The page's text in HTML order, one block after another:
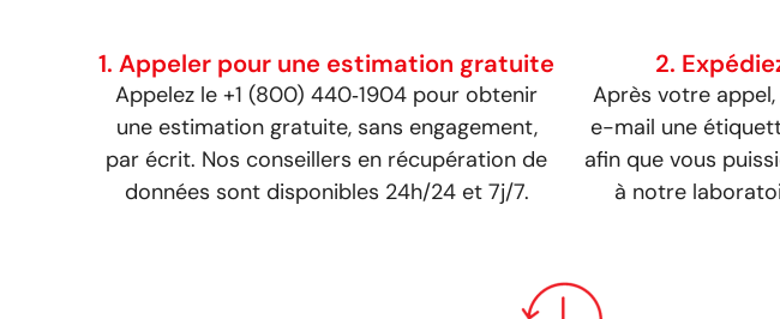
1. Appeler pour une estimation gratuite
Appelez le +1 (800) 440‑1904 pour obtenir
une estimation gratuite, sans engagement,
par écrit. Nos conseillers en récupération de
données sont disponibles 24h/24 et 7j/7.
2.
Après votre
e-mail une
afin que vous
à notre